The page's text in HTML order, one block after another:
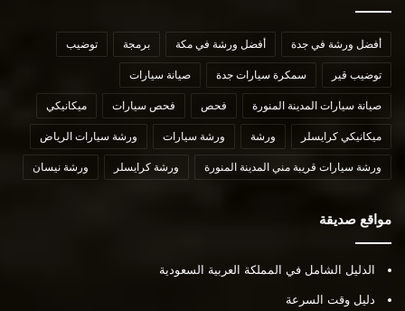
أفضل ورشة في جدة أفضل ورشة في مكة برمجة توضيب
توضيب قير سمكرة سيارات جدة صيانة سيارات
صيانة سيارات المدينة المنورة فحص فحص سيارات ميكانيكي
ميكانيكي كرايسلر ورشة ورشة سيارات ورشة سيارات الرياض
ورشة سيارات قريبة مني المدينة المنورة ورشة كرايسلر ورشة نيسان
مواقع صديقة
الدليل الشامل في المملكة العربية السعودية
دليل وقت السرعة